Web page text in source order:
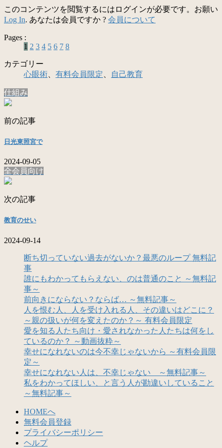
このコンテンツを閲覧するにはログインが必要です。お願い
Log In. あなたは会員ですか ? 会員について
Pages :
1 2 3 4 5 6 7 8
カテゴリー
心眼術
有料会員限定 自己教育
仕組み
前の記事
日光東照宮で
2024-09-05
全会員向け
次の記事
教育のせい
2024-09-14
断ち切っていない過去がないか？最悪のループ 無料記
事
誰にもわかってもらえない、のは普通のこと ～無料記
事～
前向きにならない？ならば… ～無料記事～
人を恨む人、人を受け入れる人、その違いはどこに？
～親の扱いが何を変えたのか？～ 有料会員限定
愛を知る人たち向け・愛されなかった人たちは何をし
ているのか？ ～動画抜粋～
幸せになれないのは今不幸じゃないから ～有料会員限
定～
幸せになれない人は、不幸じゃない ～無料記事～
私をわかってほしい、と言う人が勘違いしていること
～無料記事～
HOMEへ
無料会員登録
プライバシーポリシー
ヘルプ